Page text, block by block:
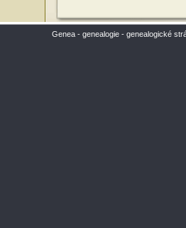
Genea - genealogie - genealogické